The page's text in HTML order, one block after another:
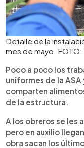
Detalle de la
mes de mayo.
Poco a poco los
uniformes de la ASA
comparten
de la estructura.
A los obreros se les
pero en auxilio
obra sacan los